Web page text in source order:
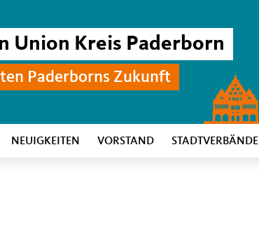
Union Kreis Paderborn
Paderborns Zukunft
NEUIGKEITEN VORSTAND STADTVERBÄNDE